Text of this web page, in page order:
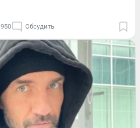
950 Обсудить